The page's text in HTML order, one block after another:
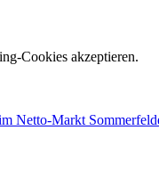
Cookies akzeptieren.
Netto-Markt